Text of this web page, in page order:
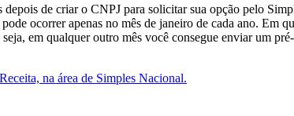
depois de criar o CNPJ para solicitar sua opção pelo
ocorrer apenas no mês de janeiro de cada ano. Em
em qualquer outro mês você consegue enviar um
na área de Simples Nacional.